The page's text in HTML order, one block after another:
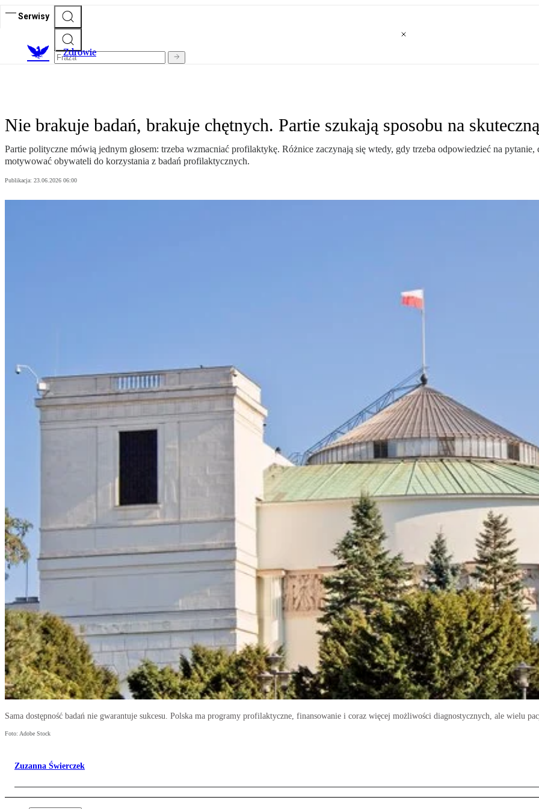
Serwisy
Zdrowie
Nie brakuje badań, brakuje chętnych. Partie szukają sposobu na
Partie polityczne mówią jednym głosem: trzeba wzmacniać profilaktykę. Różnice zaczynają się wtedy, gdy trzeba odpowiedzieć na
motywować obywateli do korzystania z badań profilaktycznych.
Publikacja: 23.06.2026 06:00
Sama dostępność badań nie gwarantuje sukcesu. Polska ma programy profilaktyczne, finansowanie i coraz więcej możliwości diagnostycznych, ale wielu
Foto: Adobe Stock
Zuzanna Świerczek